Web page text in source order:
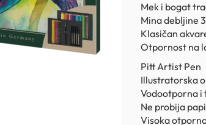
Mek i bogat
Mina debljine
Klasičan
Otpornost na
Pitt Artist Pen
Illustratorska
Vodootporna i
Ne probija
Visoka